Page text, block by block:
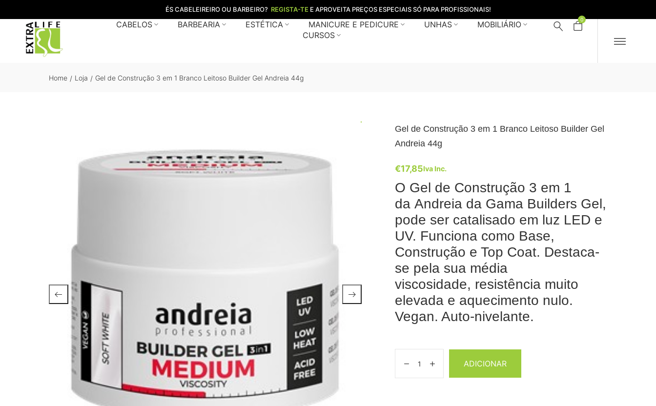
ÉS CABELEIREIRO OU BARBEIRO? REGISTA-TE E APROVEITA PREÇOS ESPECIAIS SÓ PARA PROFISSIONAIS!
CABELOS BARBEARIA ESTÉTICA MANICURE E PEDICURE UNHAS
MOBILIÁRIO
CURSOS
0
Home / Loja / Gel de Construção 3 em 1 Branco Leitoso Builder Gel Andreia 44g
Gel de Construção 3 em 1 Branco Leitoso Builder Gel
Andreia 44g
€17,85Iva Inc.
O Gel de Construção 3 em 1
da Andreia da Gama Builders Gel,
pode ser catalisado em luz LED e
UV. Funciona como Base,
Construção e Top Coat. Destaca-
se pela sua média
viscosidade, resistência muito
elevada e aquecimento nulo.
Vegan. Auto-nivelante.
ADICIONAR